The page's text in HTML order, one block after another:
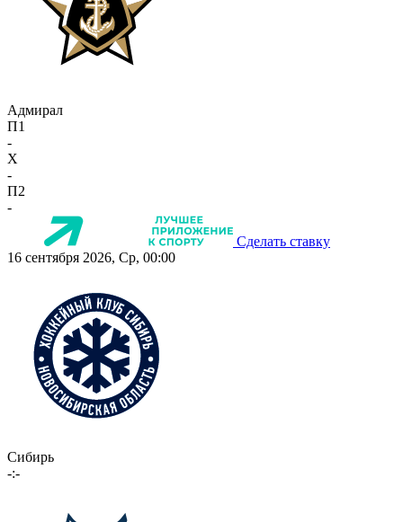
Адмирал
П1
-
X
-
П2
-
Сделать ставку
16 сентября 2026, Ср, 00:00
Сибирь
-:-